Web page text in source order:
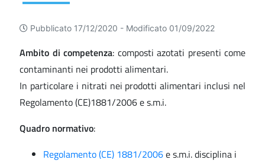
Pubblicato 17/12/2020 - Modificato 01/09/2022
Ambito di competenza: composti azotati presenti come
contaminanti nei prodotti alimentari.
In particolare i nitrati nei prodotti alimentari inclusi nel
Regolamento (CE)1881/2006 e s.m.i.
Quadro normativo:
Regolamento (CE) 1881/2006e s.m.i. disciplina i